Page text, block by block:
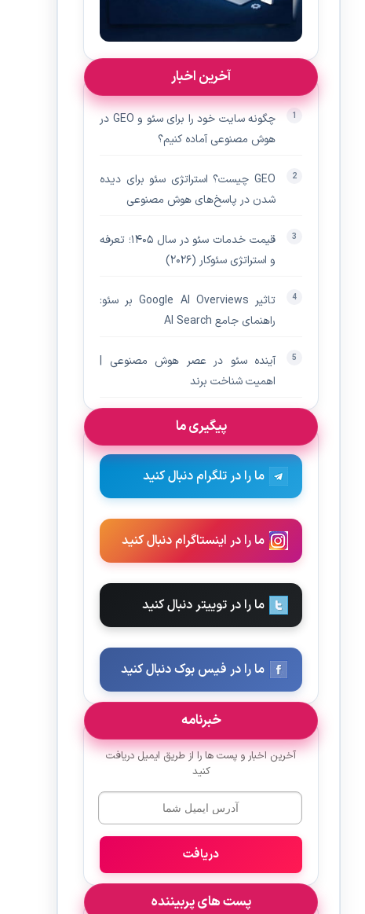
آخرین اخبار
چگونه سایت خود را برای سئو و GEO در
هوش مصنوعی آماده کنیم؟
GEO چیست؟ استراتژی سئو برای دیده‌
شدن در پاسخ‌های هوش مصنوعی
قیمت خدمات سئو در سال ۱۴۰۵؛ تعرفه
و استراتژی سئوکار (۲۰۲۶)
تاثیر Google AI Overviews بر سئو:
راهنمای جامع AI Search
آینده سئو در عصر هوش مصنوعی |
اهمیت شناخت برند
پیگیری ما
ما را در تلگرام دنبال کنید
ما را در اینستاگرام دنبال کنید
ما را در توییتر دنبال کنید
ما را در فیس بوک دنبال کنید
خبرنامه
آخرین اخبار و پست ها را از طریق ایمیل دریافت
کنید
دریافت
پست های پربیننده